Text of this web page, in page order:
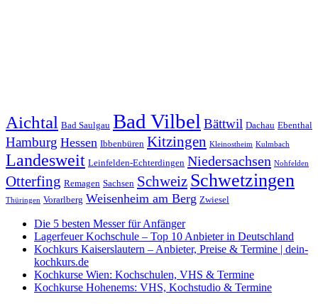
Aichtal Bad Saulgau Bad Vilbel Bättwil Dachau Ebenthal
Hamburg Hessen Ibbenbüren Kitzingen Kleinostheim Kulmbach
Landesweit Leinfelden-Echterdingen Niedersachsen Nohfelden
Otterfing Remagen Sachsen Schweiz Schwetzingen
Thüringen Vorarlberg Weisenheim am Berg Zwiesel
Die 5 besten Messer für Anfänger
Lagerfeuer Kochschule – Top 10 Anbieter in Deutschland
Kochkurs Kaiserslautern – Anbieter, Preise & Termine | dein-
kochkurs.de
Kochkurse Wien: Kochschulen, VHS & Termine
Kochkurse Hohenems: VHS, Kochstudio & Termine